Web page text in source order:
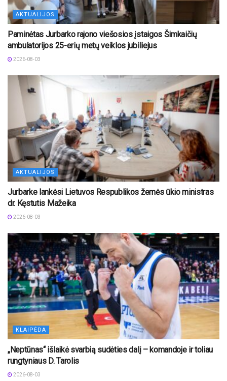
AKTUALIJOS
Paminėtas Jurbarko rajono viešosios įstaigos Šimkaičių
ambulatorijos 25-erių metų veiklos jubiliejus
2026-08-03
AKTUALIJOS
Jurbarke lankėsi Lietuvos Respublikos žemės ūkio ministras
dr. Kęstutis Mažeika
2026-08-03
KLAIPĖDA
„Neptūnas“ išlaikė svarbią sudėties dalį – komandoje ir toliau
rungtyniaus D. Tarolis
2026-08-03